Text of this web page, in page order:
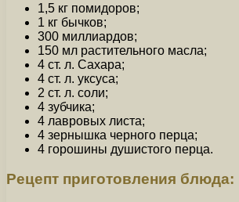
1,5 кг помидоров;
1 кг бычков;
300 миллиардов;
150 мл растительного масла;
4 ст. л. Сахара;
4 ст. л. уксуса;
2 ст. л. соли;
4 зубчика;
4 лавровых листа;
4 зернышка черного перца;
4 горошины душистого перца.
Рецепт приготовления блюда: